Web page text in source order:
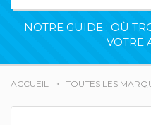
NOTRE GUIDE : OÙ
VOTRE
ACCUEIL TOUTES LES